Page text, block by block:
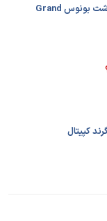
1. بونوس گرند کپیتال روی هر واریز! - شرایط برداشت بونوس Grand